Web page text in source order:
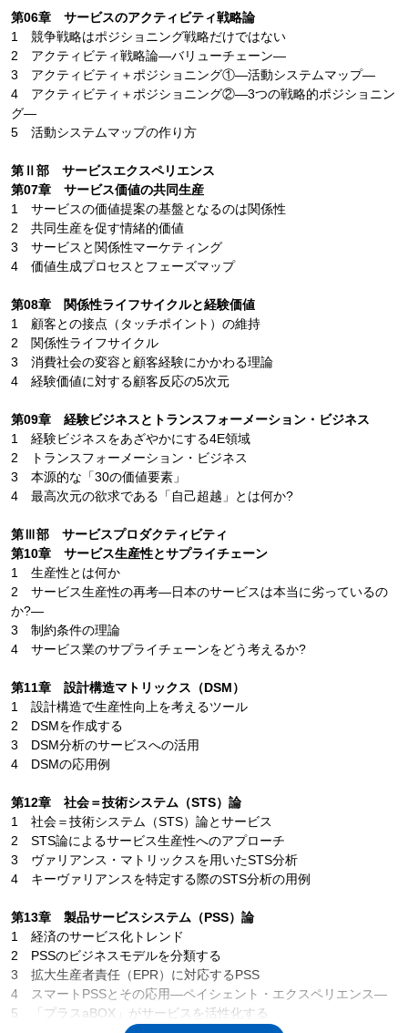
第06章 サービスのアクティビティ戦略論
1 競争戦略はポジショニング戦略だけではない
2 アクティビティ戦略論―バリューチェーン―
3 アクティビティ＋ポジショニング①―活動システムマップ―
4 アクティビティ＋ポジショニング②―3つの戦略的ポジショニン
グ―
5 活動システムマップの作り方
第Ⅱ部 サービスエクスペリエンス
第07章 サービス価値の共同生産
1 サービスの価値提案の基盤となるのは関係性
2 共同生産を促す情緒的価値
3 サービスと関係性マーケティング
4 価値生成プロセスとフェーズマップ
第08章 関係性ライフサイクルと経験価値
1 顧客との接点（タッチポイント）の維持
2 関係性ライフサイクル
3 消費社会の変容と顧客経験にかかわる理論
4 経験価値に対する顧客反応の5次元
第09章 経験ビジネスとトランスフォーメーション・ビジネス
1 経験ビジネスをあざやかにする4E領域
2 トランスフォーメーション・ビジネス
3 本源的な「30の価値要素」
4 最高次元の欲求である「自己超越」とは何か?
第Ⅲ部 サービスプロダクティビティ
第10章 サービス生産性とサプライチェーン
1 生産性とは何か
2 サービス生産性の再考―日本のサービスは本当に劣っているの
か?―
3 制約条件の理論
4 サービス業のサプライチェーンをどう考えるか?
第11章 設計構造マトリックス（DSM）
1 設計構造で生産性向上を考えるツール
2 DSMを作成する
3 DSM分析のサービスへの活用
4 DSMの応用例
第12章 社会＝技術システム（STS）論
1 社会＝技術システム（STS）論とサービス
2 STS論によるサービス生産性へのアプローチ
3 ヴァリアンス・マトリックスを用いたSTS分析
4 キーヴァリアンスを特定する際のSTS分析の用例
第13章 製品サービスシステム（PSS）論
1 経済のサービス化トレンド
2 PSSのビジネスモデルを分類する
3 拡大生産者責任（EPR）に対応するPSS
4 スマートPSSとその応用―ペイシェント・エクスペリエンス―
5 「プラスaBOX」がサービスを活性化する